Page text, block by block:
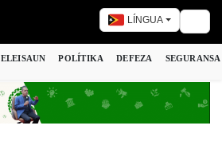
LÍNGUA
ELEISAUN POLÍTIKA DEFEZA SEGURANSA